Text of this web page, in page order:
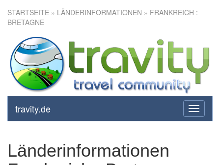
STARTSEITE » LÄNDERINFORMATIONEN » FRANKREICH :
BRETAGNE
toggle
travity.de
Länderinformationen